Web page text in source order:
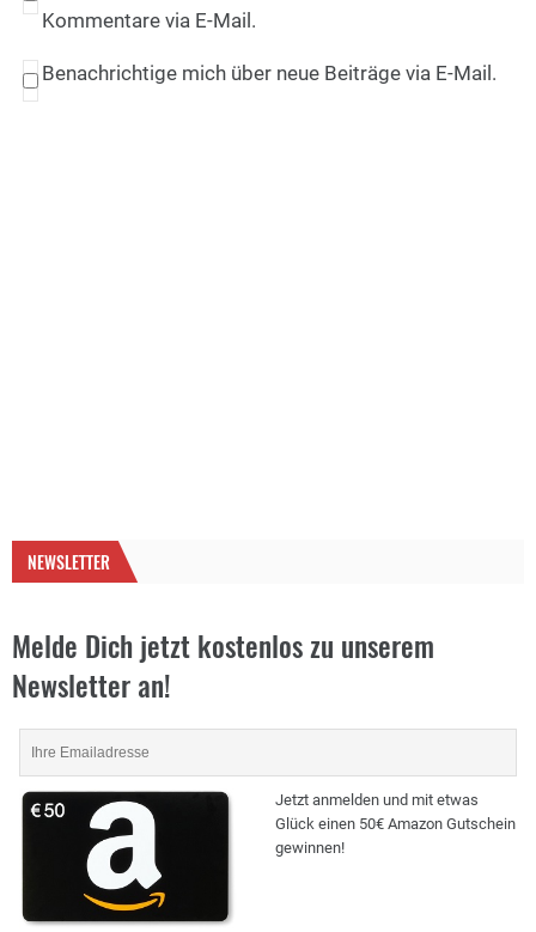
Kommentare via E-Mail.
Benachrichtige mich über neue Beiträge via E-Mail.
NEWSLETTER
Melde Dich jetzt kostenlos zu unserem
Newsletter an!
Jetzt anmelden und mit etwas
Glück einen 50€ Amazon Gutschein
gewinnen!